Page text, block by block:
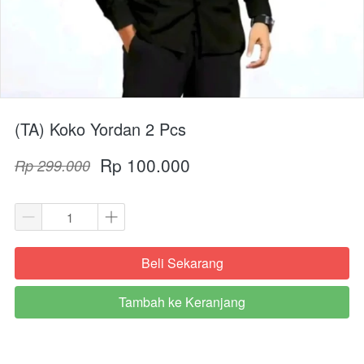
(TA) Koko Yordan 2 Pcs
Rp 299.000 Rp 100.000
`Beli Sekarang
`
Tambah ke Keranjang